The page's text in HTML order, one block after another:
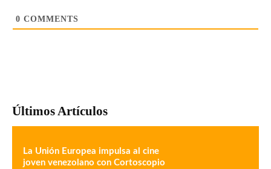
0 COMMENTS
Últimos Artículos
La Unión Europea impulsa al cine
joven venezolano con Cortoscopio